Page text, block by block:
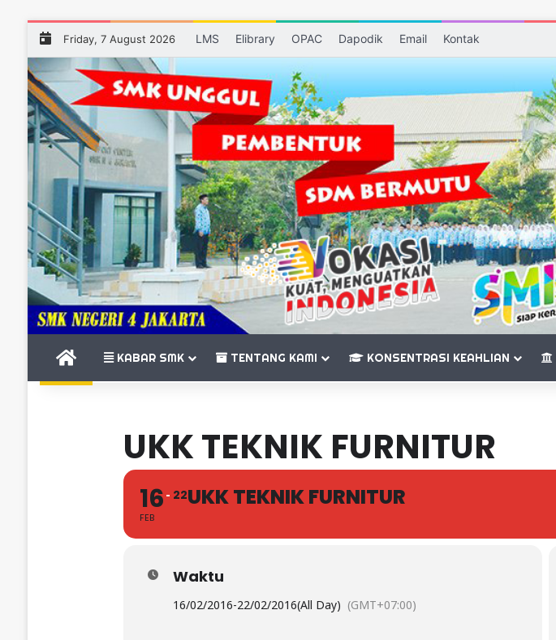
Friday, 7 August 2026 LMS Elibrary OPAC Dapodik Email Kontak
BERANDAKABAR SMK TENTANG KAMI KONSENTRASI KEAHLIAN
UKK TEKNIK FURNITUR
16
FEB
22UKK TEKNIK FURNITUR
Waktu
16/02/2016-22/02/2016(All Day) (GMT+07:00)